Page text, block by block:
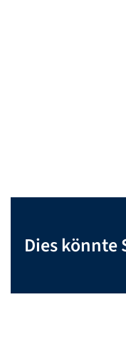
Dies könnte